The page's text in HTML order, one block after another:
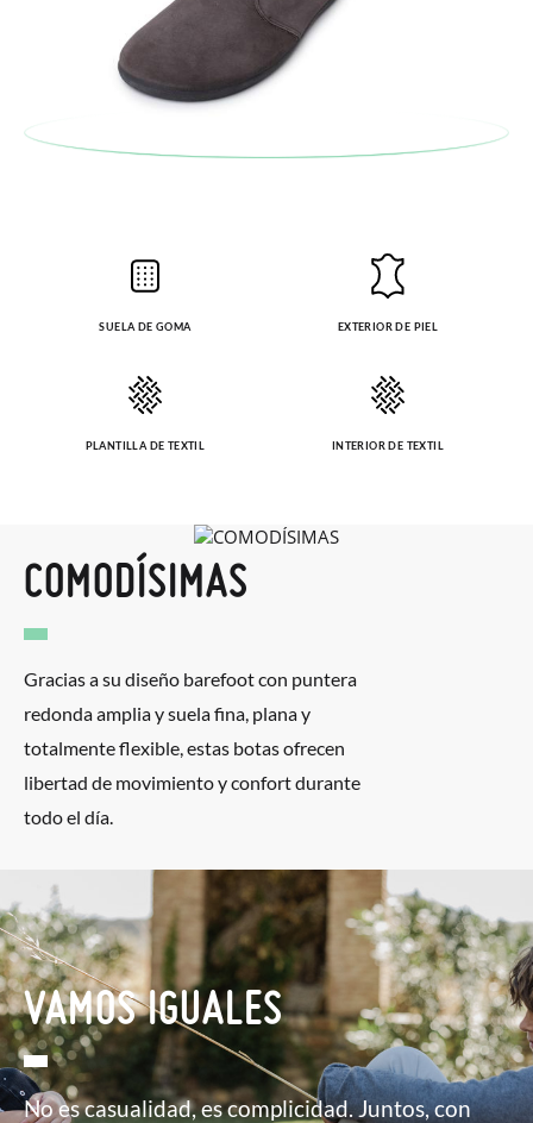
SUELA DE GOMA EXTERIOR DE PIEL
PLANTILLA DE TEXTIL INTERIOR DE TEXTIL
COMODÍSIMAS
Gracias a su diseño barefoot con puntera
redonda amplia y suela fina, plana y
totalmente flexible, estas botas ofrecen
libertad de movimiento y confort durante
todo el día.
VAMOS IGUALES
No es casualidad, es complicidad. Juntos, con